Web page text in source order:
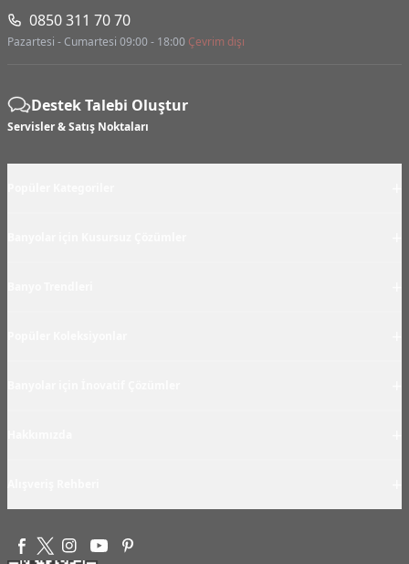
0850 311 70 70
Pazartesi - Cumartesi 09:00 - 18:00 Çevrim dışı
Destek Talebi Oluştur
Servisler & Satış Noktaları